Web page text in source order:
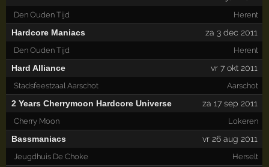
Den Ouden Tijd Herent
Hardcore Maniacs za 3 dec 2011
Den Ouden Tijd Herent
Hard Alliance vr 7 okt 2011
Stadsfeestzaal Aarschot Aarschot
2 Years Cherrymoon Hardcore Universe za 17 sep 2011
Cherry Moon Lokeren
Bassmaniacs vr 26 aug 2011
Jeugdhuis De Choke Herselt